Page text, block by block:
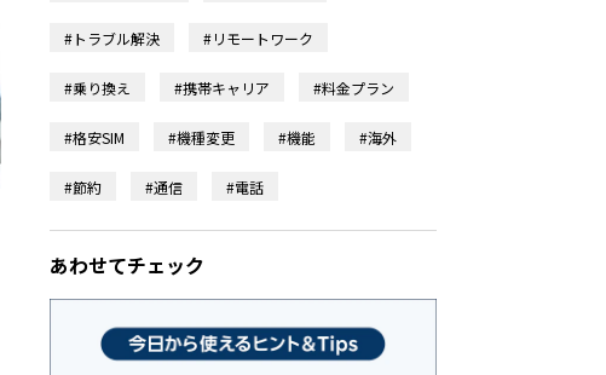
#トラブル解決 #リモートワーク
#乗り換え #携帯キャリア #料金プラン
#格安SIM #機種変更 #機能 #海外
#節約 #通信 #電話
あわせてチェック